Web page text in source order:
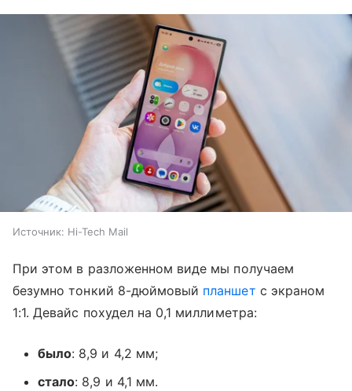
Источник: Hi-Tech Mail
При этом в разложенном виде мы получаем
безумно тонкий 8-дюймовый планшет с экраном
1:1. Девайс похудел на 0,1 миллиметра:
было: 8,9 и 4,2 мм;
стало: 8,9 и 4,1 мм.